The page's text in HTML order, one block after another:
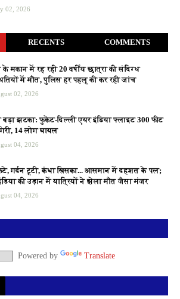
02, 2026
RECENTS COMMENTS
के मकान में रह रही 20 वर्षीय छात्रा की संदिग्ध
में मौत, पुलिस हर पहलू की कर रही जांच
02, 2026
बड़ा झटका: फुकेट-दिल्ली एयर इंडिया फ्लाइट 300 फीट
14 लोग घायल
04, 2026
गर्दन टूटी, कंधा खिसका... आसमान में दहशत के पल;
की उड़ान में यात्रियों ने झेला मौत जैसा मंजर
04, 2026
Powered by Translate